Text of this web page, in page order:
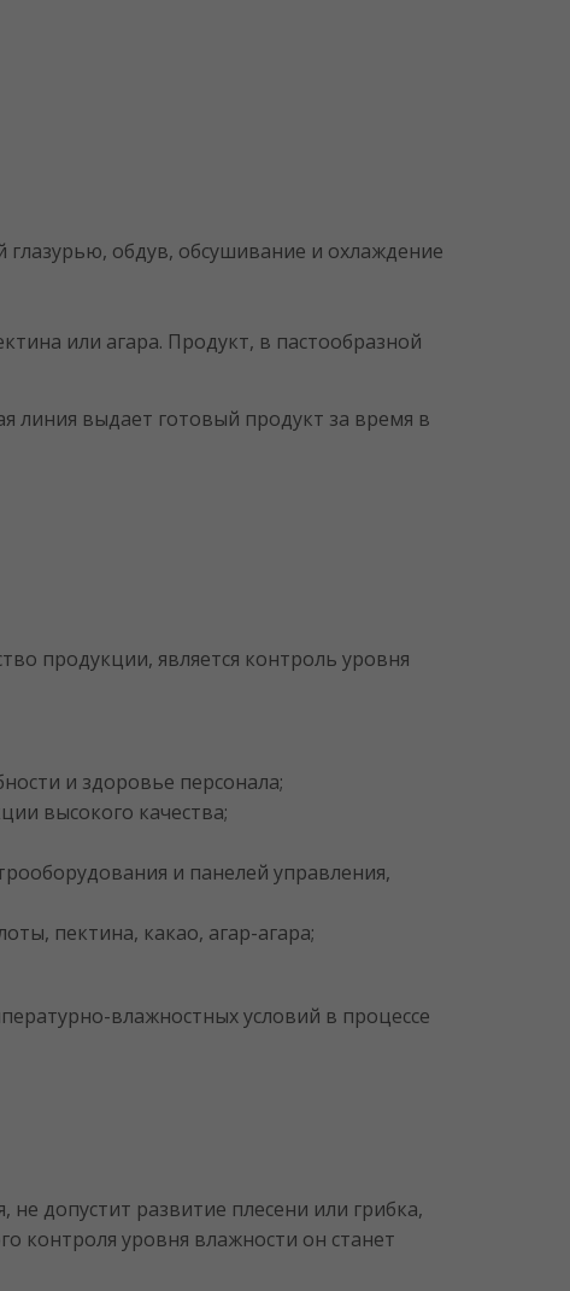
обдув, обсушивание и охлаждение
или агара. Продукт, в пастообразной
линия выдает готовый продукт за время в
продукции, является контроль уровня
и здоровье персонала;
высокого качества;
и панелей управления,
пектина, какао, агар-агара;
влажностных условий в процессе
допустит развитие плесени или грибка,
контроля уровня влажности он станет